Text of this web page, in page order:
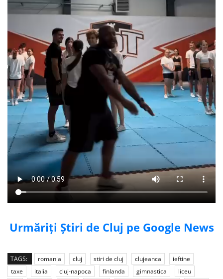
Urmăriți Știri de Cluj pe Google News
TAGS: romania cluj stiri de cluj clujeanca
ieftine
taxe
italia cluj-napoca finlanda gimnastica
liceu